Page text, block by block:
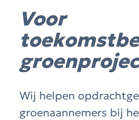
Voor
Wij helpen
groenaannemers bij